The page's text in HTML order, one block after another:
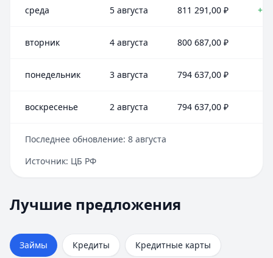
среда 5 августа 811 291,00 ₽
вторник 4 августа 800 687,00 ₽
понедельник 3 августа 794 637,00 ₽
воскресенье 2 августа 794 637,00 ₽
Последнее обновление: 8 августа
Источник: ЦБ РФ
Кредиты — лучшие предложения
Сумма:30 000–30 000 000
₽
Срок: до180 мес.
Сумма:до 15 000 ₽
Рейтинг:4.6
MoneyMan— Онлайн
Лучшие предложения
Займы Кредиты Кредитные карты